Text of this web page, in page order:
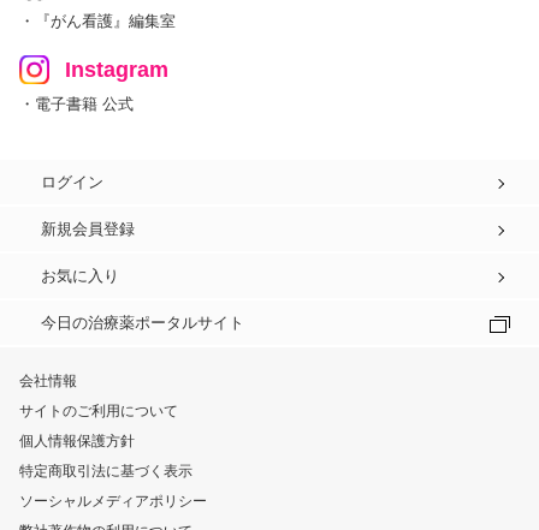
・『がん看護』編集室
Instagram
・電子書籍 公式
ログイン
新規会員登録
お気に入り
今日の治療薬ポータルサイト
会社情報
サイトのご利用について
個人情報保護方針
特定商取引法に基づく表示
ソーシャルメディアポリシー